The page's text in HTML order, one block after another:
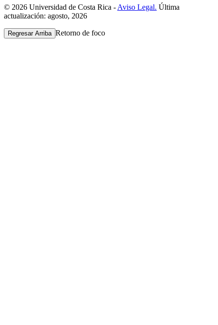
© 2026 Universidad de Costa Rica - Aviso Legal. Última
actualización: agosto, 2026
Regresar Arriba Retorno de foco